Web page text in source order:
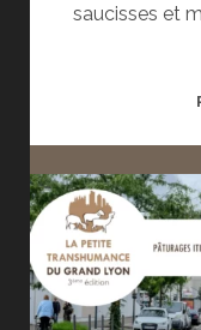
saucisses et